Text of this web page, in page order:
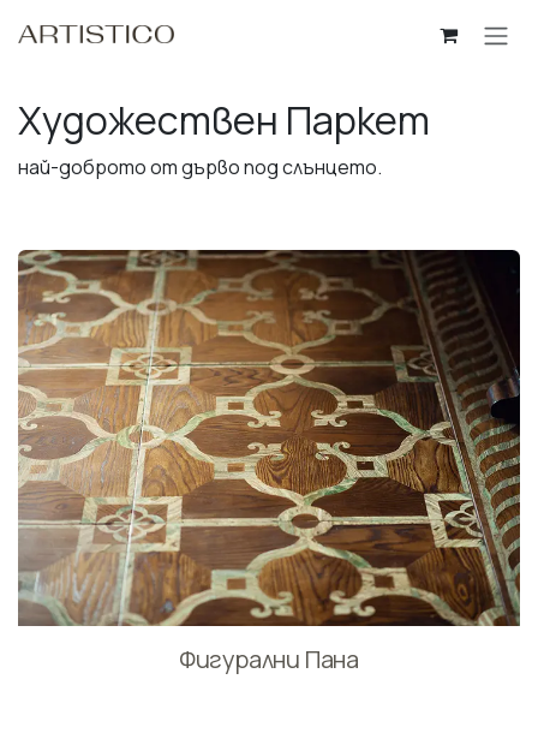
Художествен Паркет
най-доброто от дърво под слънцето.
Фигурални Пана